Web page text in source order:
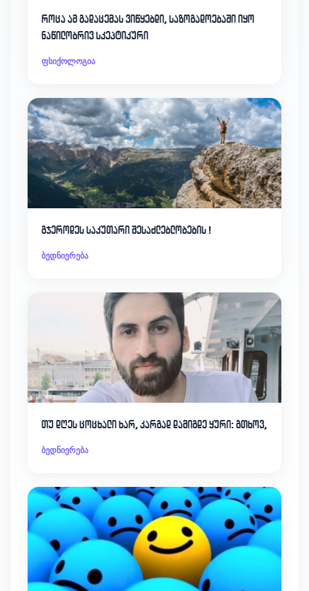
როცა ამ გადაცემას ვიწყებდი, საზოგადოებაში იყო
ნაწილობრივ სკეპტიკური
ფსიქოლოგია
გჯეროდეს საკუთარი შესაძლებლობების !
ბედნიერება
თუ დღეს ცოცხალი ხარ, კარგად დამიგდე ყური: გთხოვ,
ბედნიერება